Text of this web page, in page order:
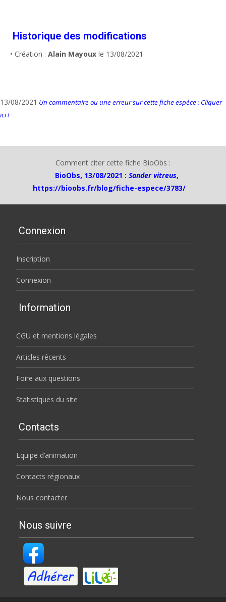
Historique des modifications
• Création : Alain Mayoux le 13/08/2021
13/08/2021 Un commentaire ou une erreur sur cette fiche espèce : Cliquer
ici !
Comment citer cette fiche BioObs :
BioObs, 13/08/2021 : Sander vitreus,
https://bioobs.fr/blog/fiche-espece/3783/
Connexion
Inscription
Connexion
Information
CGU et mentions légales
Articles récents
Foire aux questions
Statistiques du site
Contacts
Equipe d’animation
Contacts régionaux
Nous contacter
Nous suivre